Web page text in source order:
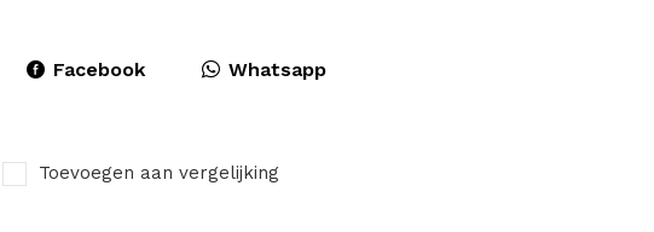
Facebook Whatsapp
Toevoegen aan vergelijking